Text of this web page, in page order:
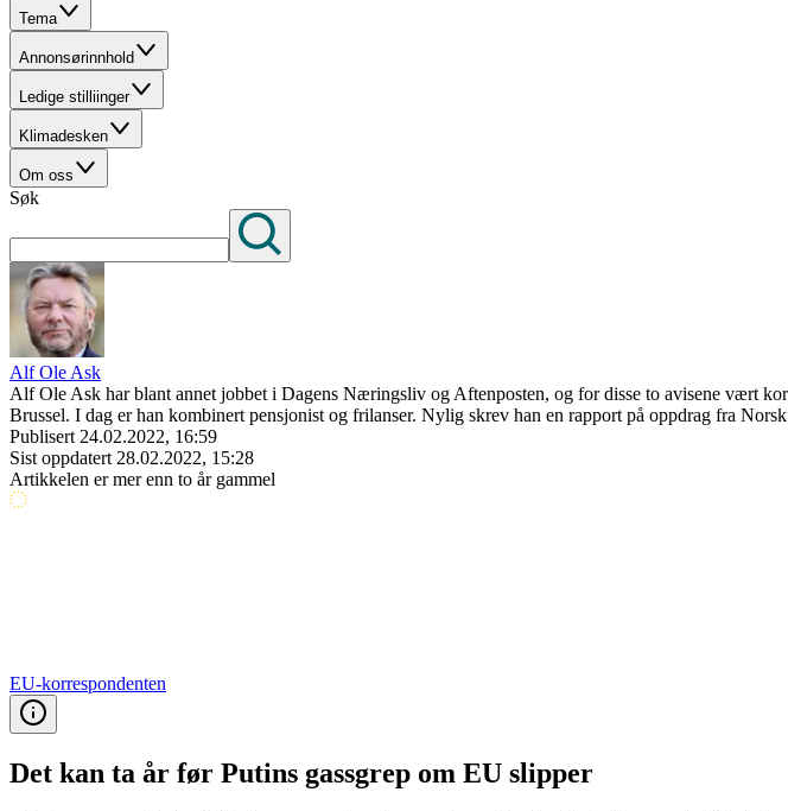
Tema
Annonsørinnhold
Ledige stilliinger
Klimadesken
Om oss
Søk
Alf Ole Ask
Alf Ole Ask har blant annet jobbet i Dagens Næringsliv og Aftenposten, og for disse to avisene vært
Brussel. I dag er han kombinert pensjonist og frilanser. Nylig skrev han en rapport på oppdrag fra
Publisert 24.02.2022, 16:59
Sist oppdatert 28.02.2022, 15:28
Artikkelen er mer enn to år gammel
EU-korrespondenten
Det kan ta år før Putins gassgrep om EU slipper